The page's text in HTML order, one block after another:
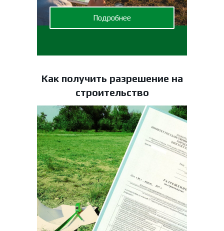
Подробнее
Как получить разрешение на
строительство